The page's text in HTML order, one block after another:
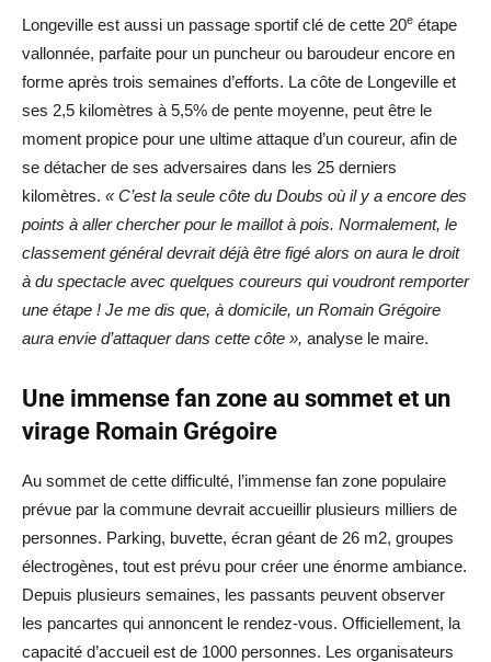
Longeville est aussi un passage sportif clé de cette 20e étape
vallonnée, parfaite pour un puncheur ou baroudeur encore en
forme après trois semaines d’efforts. La côte de Longeville et
ses 2,5 kilomètres à 5,5% de pente moyenne, peut être le
moment propice pour une ultime attaque d’un coureur, afin de
se détacher de ses adversaires dans les 25 derniers
kilomètres. « C’est la seule côte du Doubs où il y a encore des
points à aller chercher pour le maillot à pois. Normalement, le
classement général devrait déjà être figé alors on aura le droit
à du spectacle avec quelques coureurs qui voudront remporter
une étape ! Je me dis que, à domicile, un Romain Grégoire
aura envie d’attaquer dans cette côte », analyse le maire.
Une immense fan zone au sommet et un
virage Romain Grégoire
Au sommet de cette difficulté, l’immense fan zone populaire
prévue par la commune devrait accueillir plusieurs milliers de
personnes. Parking, buvette, écran géant de 26 m2, groupes
électrogènes, tout est prévu pour créer une énorme ambiance.
Depuis plusieurs semaines, les passants peuvent observer
les pancartes qui annoncent le rendez-vous. Officiellement, la
capacité d’accueil est de 1000 personnes. Les organisateurs